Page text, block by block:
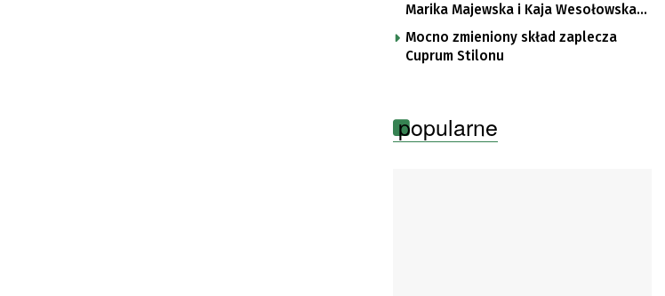
Marika Majewska i Kaja Wesołowska
o płotkarskiej codzienności
Mocno zmieniony skład zaplecza
Cuprum Stilonu
popularne